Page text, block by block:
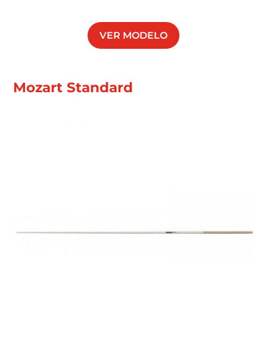
VER MODELO
Mozart Standard